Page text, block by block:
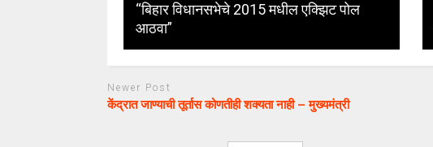
“बिहार विधानसभेचे 2015 मधील एक्झिट पोल
आठवा”
Newer Post
केंद्रात जाण्याची तूर्तास कोणतीही शक्यता नाही – मुख्यमंत्री